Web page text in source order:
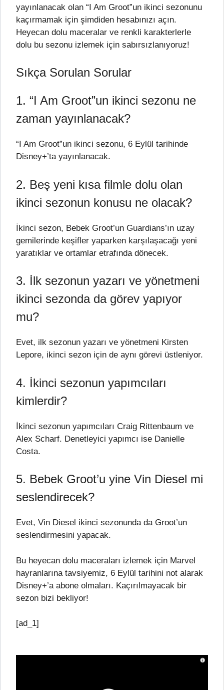
yayınlanacak olan “I Am Groot”un ikinci sezonunu
kaçırmamak için şimdiden hesabınızı açın.
Heyecan dolu maceralar ve renkli karakterlerle
dolu bu sezonu izlemek için sabırsızlanıyoruz!
Sıkça Sorulan Sorular
1. “I Am Groot”un ikinci sezonu ne
zaman yayınlanacak?
“I Am Groot”un ikinci sezonu, 6 Eylül tarihinde
Disney+’ta yayınlanacak.
2. Beş yeni kısa filmle dolu olan
ikinci sezonun konusu ne olacak?
İkinci sezon, Bebek Groot’un Guardians’ın uzay
gemilerinde keşifler yaparken karşılaşacağı yeni
yaratıklar ve ortamlar etrafında dönecek.
3. İlk sezonun yazarı ve yönetmeni
ikinci sezonda da görev yapıyor
mu?
Evet, ilk sezonun yazarı ve yönetmeni Kirsten
Lepore, ikinci sezon için de aynı görevi üstleniyor.
4. İkinci sezonun yapımcıları
kimlerdir?
İkinci sezonun yapımcıları Craig Rittenbaum ve
Alex Scharf. Denetleyici yapımcı ise Danielle
Costa.
5. Bebek Groot’u yine Vin Diesel mi
seslendirecek?
Evet, Vin Diesel ikinci sezonunda da Groot’un
seslendirmesini yapacak.
Bu heyecan dolu maceraları izlemek için Marvel
hayranlarına tavsiyemiz, 6 Eylül tarihini not alarak
Disney+’a abone olmaları. Kaçırılmayacak bir
sezon bizi bekliyor!
[ad_1]